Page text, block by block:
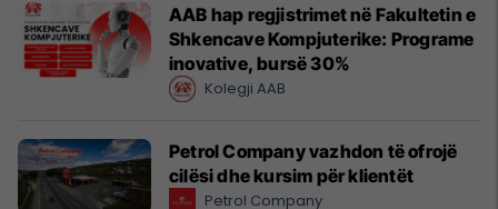
AAB hap regjistrimet në Fakultetin e
Shkencave Kompjuterike: Programe
inovative, bursë 30%
Kolegji AAB
Petrol Company vazhdon të ofrojë
cilësi dhe kursim për klientët
Petrol Company